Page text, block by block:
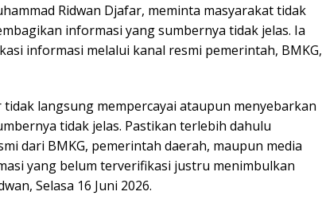
Ridwan Djafar, meminta masyarakat tidak
informasi yang sumbernya tidak jelas. Ia
informasi melalui kanal resmi pemerintah, BMKG,
langsung mempercayai ataupun menyebarkan
tidak jelas. Pastikan terlebih dahulu
dari BMKG, pemerintah daerah, maupun media
yang belum terverifikasi justru menimbulkan
Selasa 16 Juni 2026.